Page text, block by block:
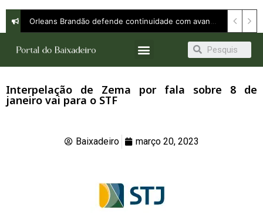
Interpelação de Zema por fala sobre 8 de
janeiro vai para o STF
Baixadeiro março 20, 2023